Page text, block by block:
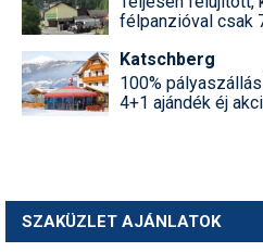
félpanzióval csak
Katschberg
100%
4+1 ajándék éj
SZAKÜZLET AJÁNLATOK